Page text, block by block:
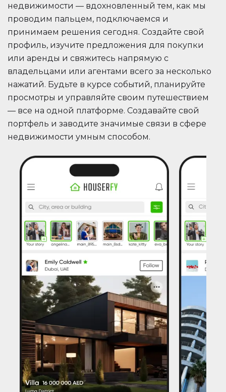
недвижимости — вдохновленный тем, как мы
проводим пальцем, подключаемся и
принимаем решения сегодня. Создайте свой
профиль, изучите предложения для покупки
или аренды и свяжитесь напрямую с
владельцами или агентами всего за несколько
нажатий. Будьте в курсе событий, планируйте
просмотры и управляйте своим путешествием
— все на одной платформе. Создавайте свой
портфель и заводите значимые связи в сфере
недвижимости умным способом.